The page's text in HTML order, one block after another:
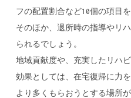
フの配置割合など10個の項目
そのほか、退所時の指導やリ
られるでしょう。
地域貢献度や、充実したリハ
効果としては、在宅復帰に力
より多くもらおうとする場所